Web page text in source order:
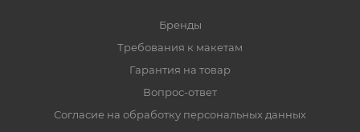
Бренды
Требования к макетам
Гарантия на товар
Вопрос-ответ
Согласие на обработку персональных данных